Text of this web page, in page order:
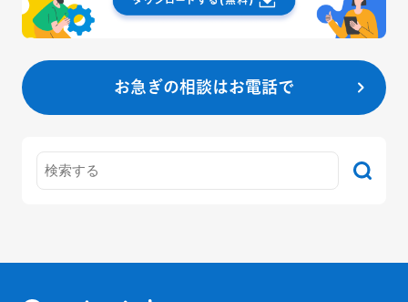
お急ぎの相談はお電話で